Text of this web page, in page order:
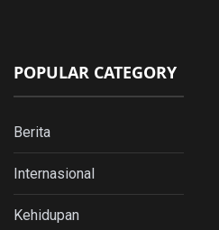
POPULAR CATEGORY
Berita
Internasional
Kehidupan